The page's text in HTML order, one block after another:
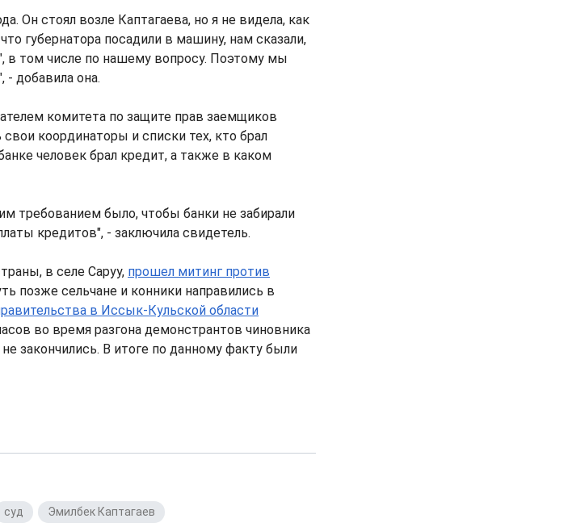
Он стоял возле Каптагаева, но я не видела, как
губернатора посадили в машину, нам сказали,
том числе по нашему вопросу. Поэтому мы
добавила она.
комитета по защите прав заемщиков
координаторы и списки тех, кто брал
человек брал кредит, а также в каком
требованием было, чтобы банки не забирали
кредитов", - заключила свидетель.
в селе Саруу, прошел митинг против
позже сельчане и конники направились в
в Иссык-Кульской области
во время разгона демонстрантов чиновника
закончились. В итоге по данному факту были
суд Эмилбек Каптагаев